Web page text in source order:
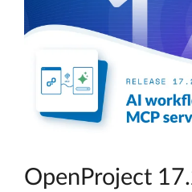
OpenProject